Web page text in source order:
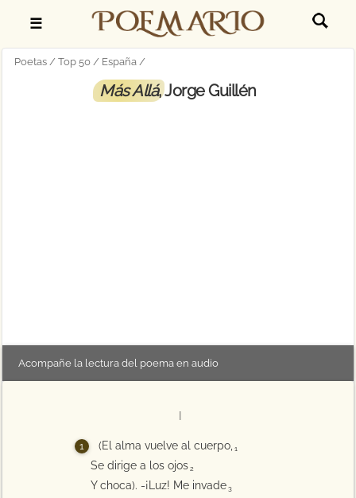
☰
Poetas Top 50 España
Más Allá, Jorge Guillén
Acompañe la lectura del poema en audio
(El alma vuelve al cuerpo, 1
Se dirige a los ojos 2
Y choca). -¡Luz! Me invade 3